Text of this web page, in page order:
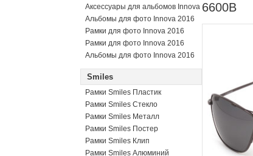
Аксессуары для альбомов Innova
Альбомы для фото Innova 2016
Рамки для фото Innova 2016
Рамки для фото Innova 2016
Альбомы для фото Innova 2016
Smiles
Рамки Smiles Пластик
Рамки Smiles Стекло
Рамки Smiles Металл
Рамки Smiles Постер
Рамки Smiles Клип
Рамки Smiles Алюминий
6600B